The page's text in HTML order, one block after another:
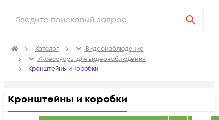
Каталог
Видеонаблюдение
Аксессуары для видеонаблюдения
Кронштейны и коробки
Кронштейны и коробки